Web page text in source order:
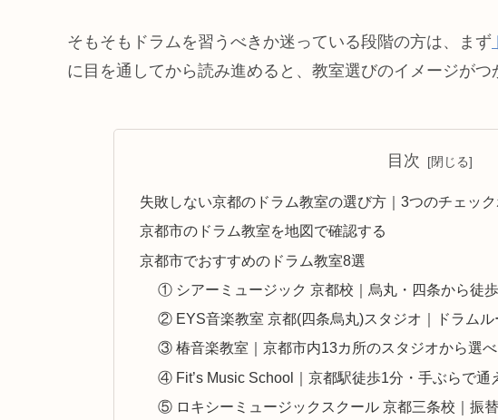
そもそもドラムを習うべきか迷っている段階の方は、まず
に目を通してから読み進めると、教室選びのイメージがつ
目次
失敗しない京都のドラム教室の選び方｜3つのチェック
京都市のドラム教室を地図で確認する
京都市でおすすめのドラム教室8選
① シアーミュージック 京都校｜烏丸・四条から徒
② EYS音楽教室 京都(四条烏丸)スタジオ｜ドラム
③ 椿音楽教室｜京都市内13カ所のスタジオから選
④ Fit’s Music School｜京都駅徒歩1分・手ぶらで通
⑤ ロキシーミュージックスクール 京都三条校｜振